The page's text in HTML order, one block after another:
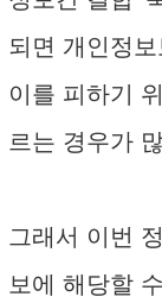
되면 개인정
이를 피하기
르는 경우가
그래서 이번
보에 해당할